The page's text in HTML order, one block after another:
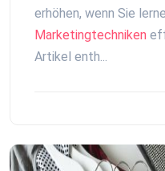
erhöhen, wenn Sie
Marketingtechniken
Artikel enth...